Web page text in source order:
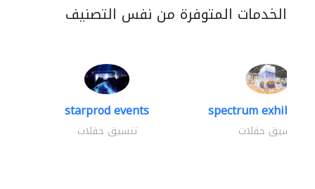
الخدمات المتوفرة من نفس التصنيف
starprod events
تنسيق حفلات
spectrum
تنسيق حفلات